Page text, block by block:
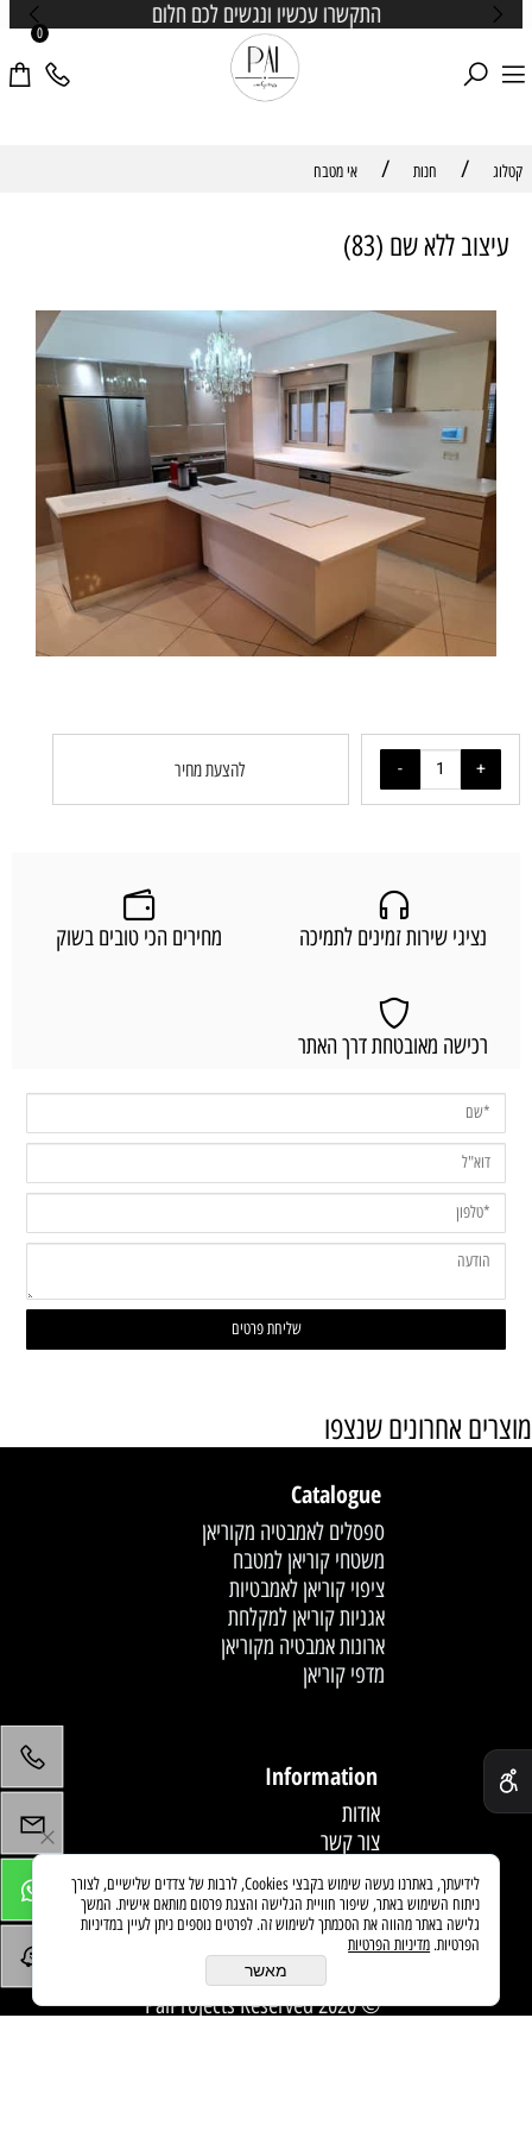
התקשרו עכשיו ונגשים לכם חלום
0
קטלוג / חנות / אי מטבח
עיצוב ללא שם (83)
להצעת מחיר
נציגי שירות זמינים לתמיכה מחירים הכי טובים בשוק
רכישה מאובטחת דרך האתר
מוצרים אחרונים שנצפו
Catalogue
ספסלים לאמבטיה מקוריאן
משטחי קוריאן למטבח
ציפוי קוריאן לאמבטיות
אגניות קוריאן למקלחת
ארונות אמבטיה מקוריאן
מדפי קוריאן
Information
אודות
צור קשר
מדיניות משלוחים
מאמרים
© 2020 PaiProjects Reserved
לידיעתך, באתרנו נעשה שימוש בקבצי Cookies, לרבות של צדדים שלישיים, לצורך
ניתוח השימוש באתר, שיפור חוויית הגלישה והצגת פרסום מותאם אישית. המשך
גלישה באתר מהווה את הסכמתך לשימוש זה. לפרטים נוספים ניתן לעיין במדיניות
הפרטיות. מדיניות הפרטיות
מאשר